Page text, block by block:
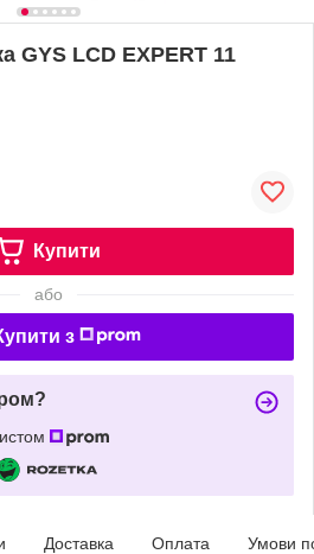
GYS LCD EXPERT 11
Купити
або
з
Доставка Оплата Умови